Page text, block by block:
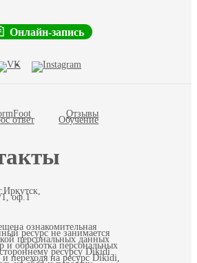
Онлайн-запись
Отзывы
ответ Обучение
1, оф.1
ознакомительная
ресурс не занимается
персональных данных
и обработка персональных
ресурсу Dikidi.
и переходя на ресурс Dikidi,